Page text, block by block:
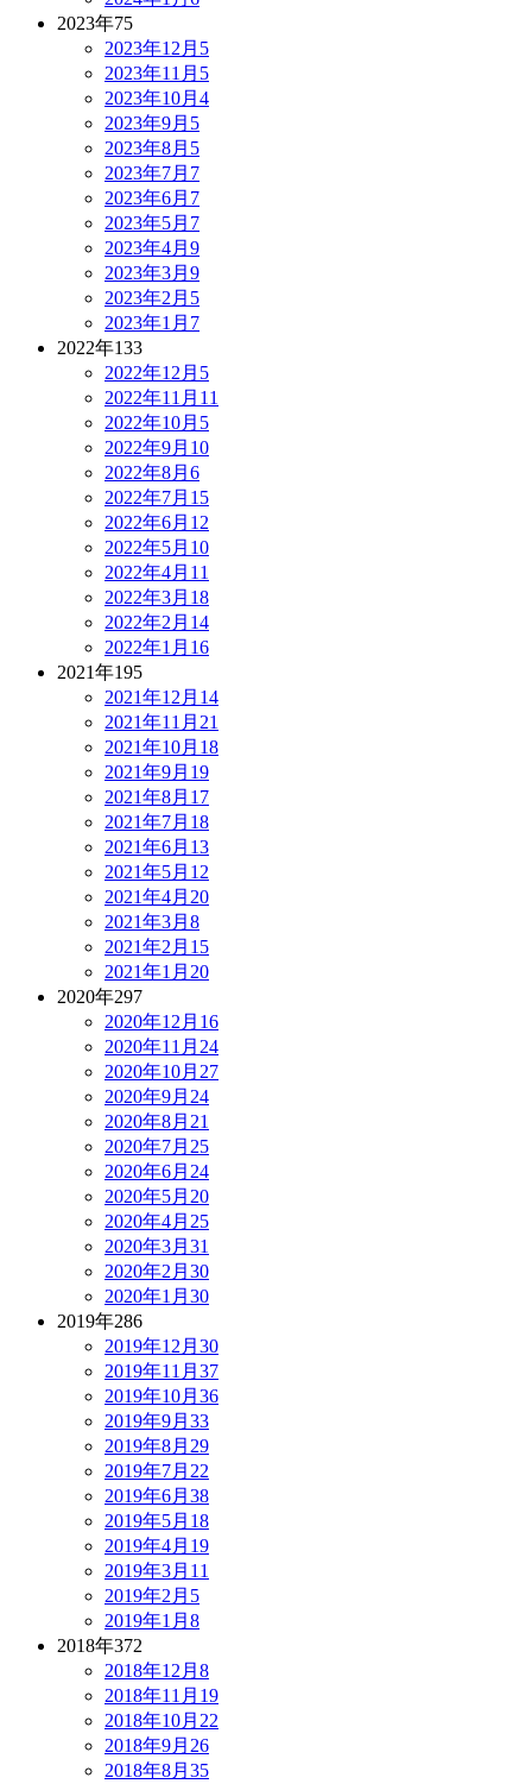
2023年75
2023年12月 5
2023年11月 5
2023年10月 4
2023年9月 5
2023年8月 5
2023年7月 7
2023年6月 7
2023年5月 7
2023年4月 9
2023年3月 9
2023年2月 5
2023年1月 7
2022年133
2022年12月 5
2022年11月 11
2022年10月 5
2022年9月 10
2022年8月 6
2022年7月 15
2022年6月 12
2022年5月 10
2022年4月 11
2022年3月 18
2022年2月 14
2022年1月 16
2021年195
2021年12月 14
2021年11月 21
2021年10月 18
2021年9月 19
2021年8月 17
2021年7月 18
2021年6月 13
2021年5月 12
2021年4月 20
2021年3月 8
2021年2月 15
2021年1月 20
2020年297
2020年12月 16
2020年11月 24
2020年10月 27
2020年9月 24
2020年8月 21
2020年7月 25
2020年6月 24
2020年5月 20
2020年4月 25
2020年3月 31
2020年2月 30
2020年1月 30
2019年286
2019年12月 30
2019年11月 37
2019年10月 36
2019年9月 33
2019年8月 29
2019年7月 22
2019年6月 38
2019年5月 18
2019年4月 19
2019年3月 11
2019年2月 5
2019年1月 8
2018年372
2018年12月 8
2018年11月 19
2018年10月 22
2018年9月 26
2018年8月 35